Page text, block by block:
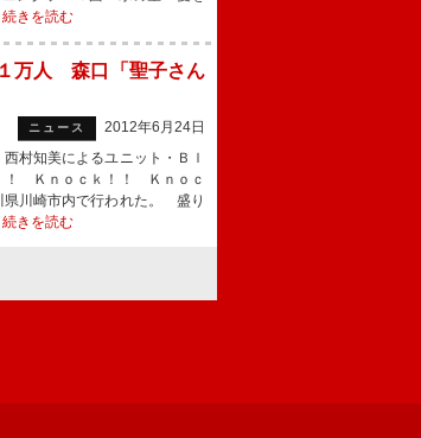
続きを読む
万人 森口「聖子さん
ニュース
2012年6月24日
村知美によるユニット・Ｂｌ
！ Ｋｎｏｃｋ！！ Ｋｎｏｃ
県川崎市内で行われた。 盛り
続きを読む